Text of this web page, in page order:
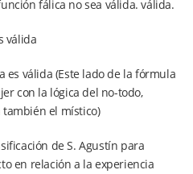
fálica no sea válida. válida.
válida
es válida (Este lado de la fórmula
con la lógica del no-todo,
el místico)
de S. Agustín para
en relación a la experiencia